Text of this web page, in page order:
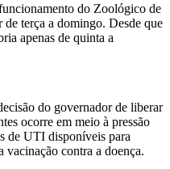
do Zoológico de
terça a domingo. Desde que
apenas de quinta a
do governador de liberar
ocorre em meio à pressão
de UTI disponíveis para
contra a doença.